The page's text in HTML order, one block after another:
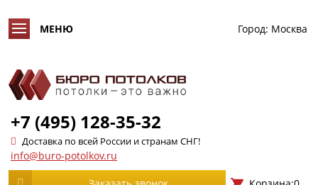
Город: Москва
+7 (495) 128-35-32
Доставка по всей России и странам СНГ!
info@buro-potolkov.ru